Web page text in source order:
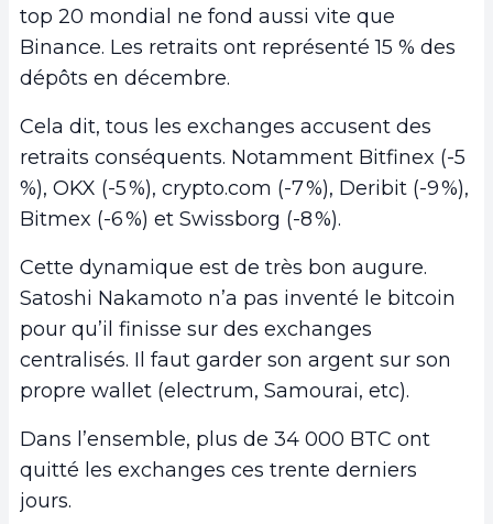
top 20 mondial ne fond aussi vite que
Binance. Les retraits ont représenté 15 % des
dépôts en décembre.
Cela dit, tous les exchanges accusent des
retraits conséquents. Notamment Bitfinex (-5
%), OKX (-5 %), crypto.com (-7 %), Deribit (-9 %),
Bitmex (-6 %) et Swissborg (-8 %).
Cette dynamique est de très bon augure.
Satoshi Nakamoto n’a pas inventé le bitcoin
pour qu’il finisse sur des exchanges
centralisés. Il faut garder son argent sur son
propre wallet (electrum, Samourai, etc).
Dans l’ensemble, plus de 34 000 BTC ont
quitté les exchanges ces trente derniers
jours.